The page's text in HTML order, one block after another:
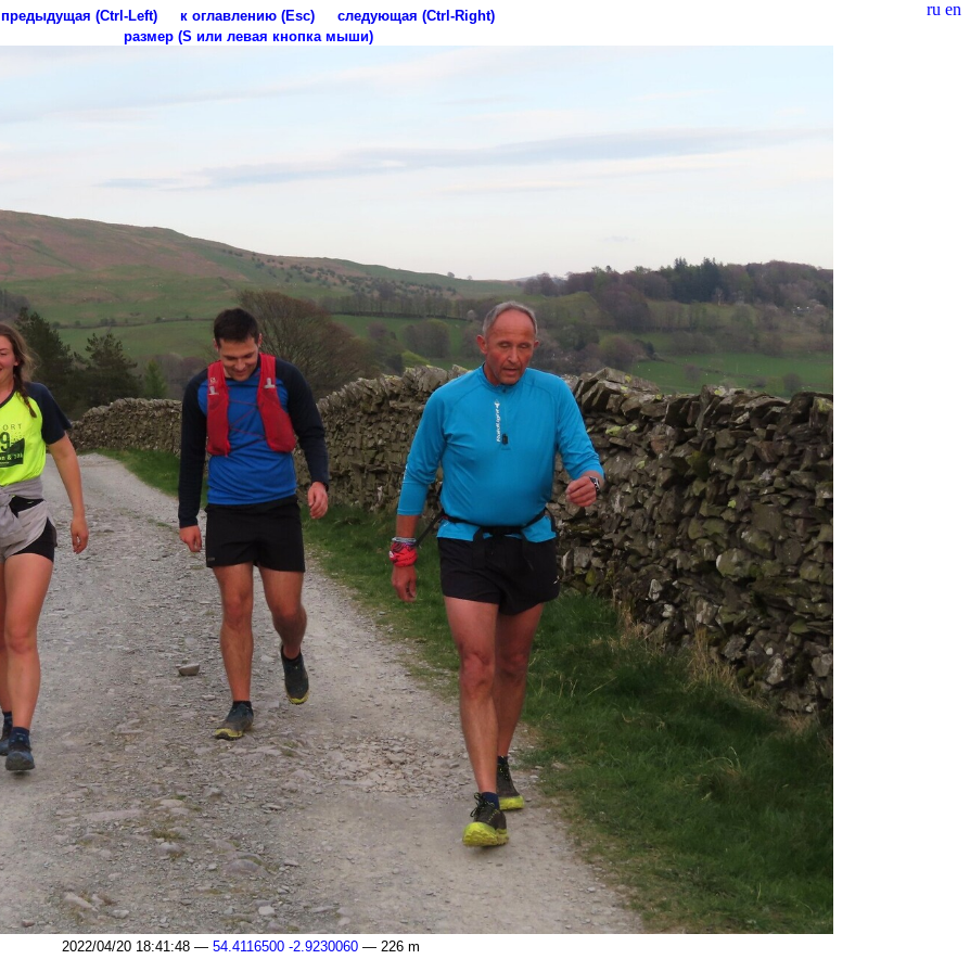
ru en
предыдущая (Ctrl-Left) к оглавлению (Esc)
следующая (Ctrl-Right)
размер (S или левая кнопка мыши)
2022/04/20 18:41:48 — 54.4116500 -2.9230060 — 226 m